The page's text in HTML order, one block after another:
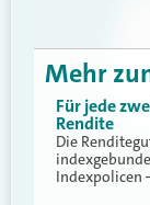
Mehr
Für jede
Rendite
Die
Indexpolicen